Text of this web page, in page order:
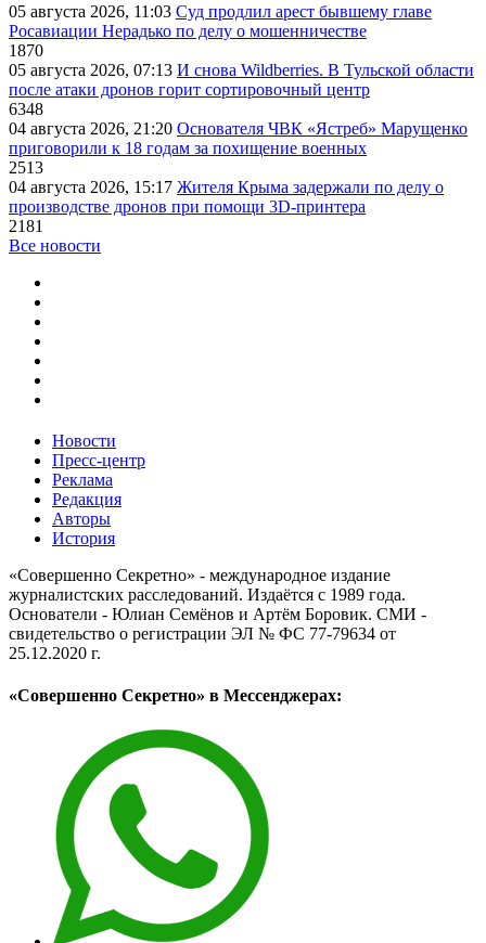
05 августа 2026, 11:03 Суд продлил арест бывшему главе
Росавиации Нерадько по делу о мошенничестве
1870
05 августа 2026, 07:13 И снова Wildberries. В Тульской области
после атаки дронов горит сортировочный центр
6348
04 августа 2026, 21:20 Основателя ЧВК «Ястреб» Марущенко
приговорили к 18 годам за похищение военных
2513
04 августа 2026, 15:17 Жителя Крыма задержали по делу о
производстве дронов при помощи 3D‑принтера
2181
Все новости
Новости
Пресс-центр
Реклама
Редакция
Авторы
История
«Совершенно Секретно» - международное издание
журналистских расследований. Издаётся с 1989 года.
Основатели - Юлиан Семёнов и Артём Боровик. CМИ -
свидетельство о регистрации ЭЛ № ФС 77-79634 от
25.12.2020 г.
«Совершенно Секретно» в Мессенджерах: